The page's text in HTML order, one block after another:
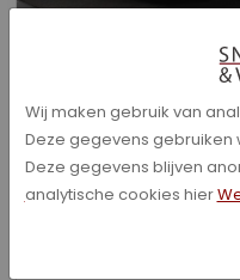
Audi A3 - Sportback
Bouwjaar
01-2026
Kilometerstand
Wij maken gebruik van
Deze gegevens gebruiken
Deze gegevens blijven
analytische cookies hier